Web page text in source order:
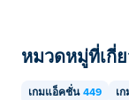
หมวดหมู่ที่เกี่
เกมแอ็คชั่น 449 เ